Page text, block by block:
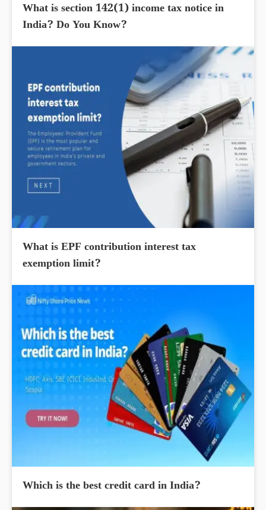
What is section 142(1) income tax notice in
India? Do You Know?
What is EPF contribution interest tax
exemption limit?
Which is the best credit card in India?